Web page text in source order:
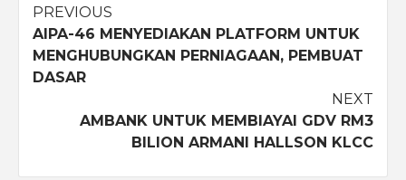
Post
navigation
PREVIOUS
AIPA-46 MENYEDIAKAN PLATFORM UNTUK
MENGHUBUNGKAN PERNIAGAAN, PEMBUAT
DASAR
NEXT
AMBANK UNTUK MEMBIAYAI GDV RM3
BILION ARMANI HALLSON KLCC